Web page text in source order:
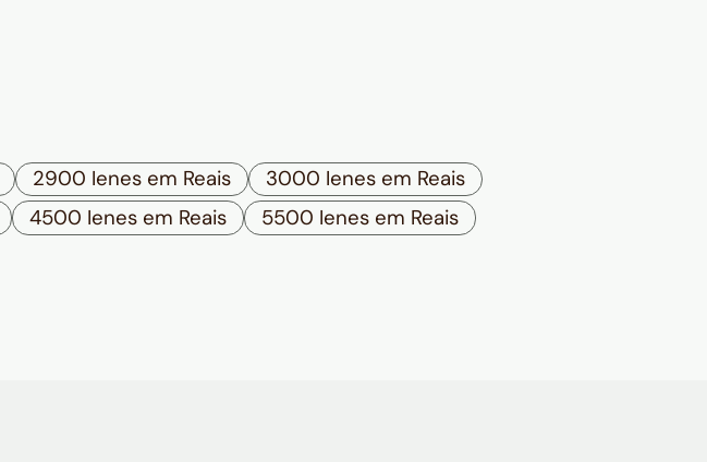
2900 Ienes em Reais
3000 Ienes em Reais
4500 Ienes em Reais
5500 Ienes em Reais